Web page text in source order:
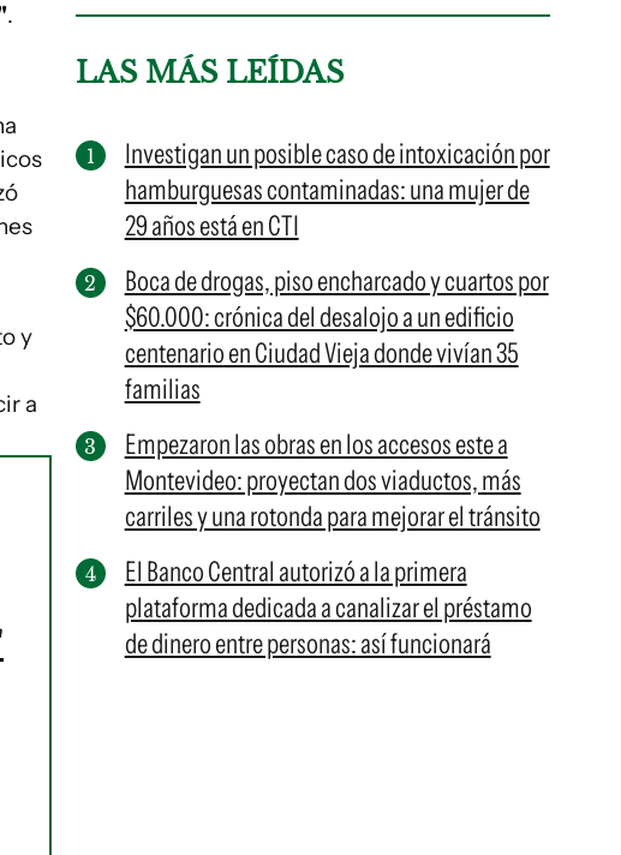
.
y
a
LAS MÁS LEÍDAS
Investigan un posible caso de intoxicación por
hamburguesas contaminadas: una mujer de
29 años está en CTI
Boca de drogas, piso encharcado y cuartos por
$60.000: crónica del desalojo a un edificio
centenario en Ciudad Vieja donde vivían 35
familias
Empezaron las obras en los accesos este a
Montevideo: proyectan dos viaductos, más
carriles y una rotonda para mejorar el tránsito
El Banco Central autorizó a la primera
plataforma dedicada a canalizar el préstamo
de dinero entre personas: así funcionará